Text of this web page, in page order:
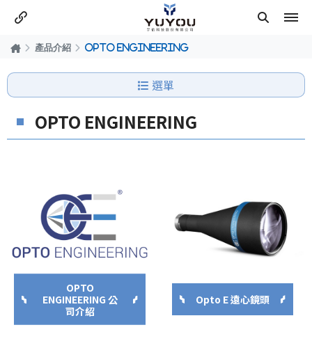
產品介紹 OPTO ENGINEERING
選單
OPTO ENGINEERING
OPTO
ENGINEERING 公
司介紹
Opto E 遠心鏡頭